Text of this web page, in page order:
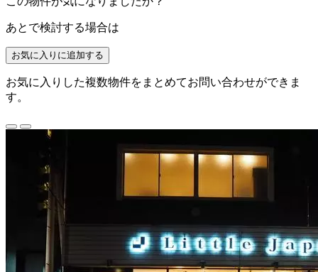
あとで検討する場合は
お気に入りに追加する
お気に入りした複数物件をまとめてお問い合わせができま
す。